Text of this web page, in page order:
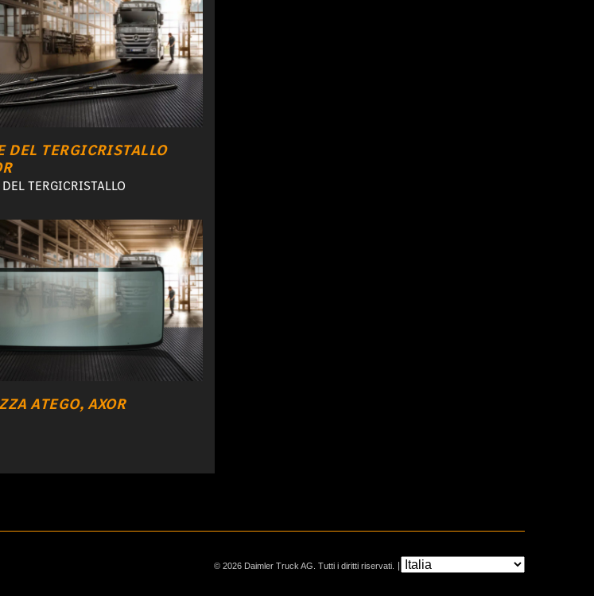
DEL TERGICRISTALLO
TERGICRISTALLO
ATEGO, AXOR
© 2026 Daimler Truck AG. Tutti i diritti riservati.